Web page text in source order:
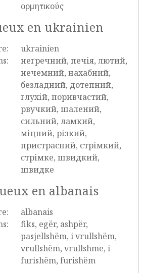
ορμητικούς
en ukrainien
ukrainien
неґречний, печія, лютий,
нечемний, нахабний,
безладний, дотепний,
глухій, поривчастий,
рвучкий, шалений,
сильний, ламкий,
міцний, різкий,
пристрасний, стрімкий,
стрімке, швидкий,
швидке
en albanais
albanais
fiks, egër, ashpër,
pasjellshëm, i vrullshëm,
vrullshëm, vrullshme, i
furishëm, furishëm